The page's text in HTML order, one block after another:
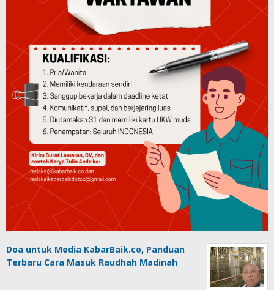
Doa untuk Media KabarBaik.co, Panduan
Terbaru Cara Masuk Raudhah Madinah